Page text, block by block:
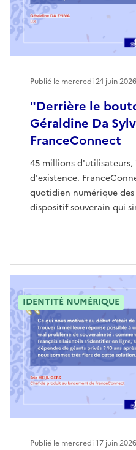
"Derrière le
Géraldine Da
FranceConnect
45 millions d'utilisateurs,
d'existence.
quotidien numérique
dispositif souverain qui
Publié le mercredi 24 juin 2026
Publié le mercredi 17 juin 2026
IDENTITÉ NUMÉRIQUE